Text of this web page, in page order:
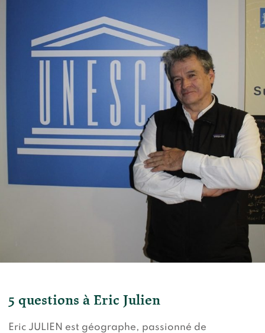
5 questions à Eric Julien
Eric JULIEN est géographe, passionné de